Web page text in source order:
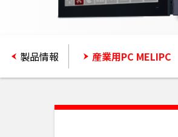
製品情報 産業用PC MELIPC